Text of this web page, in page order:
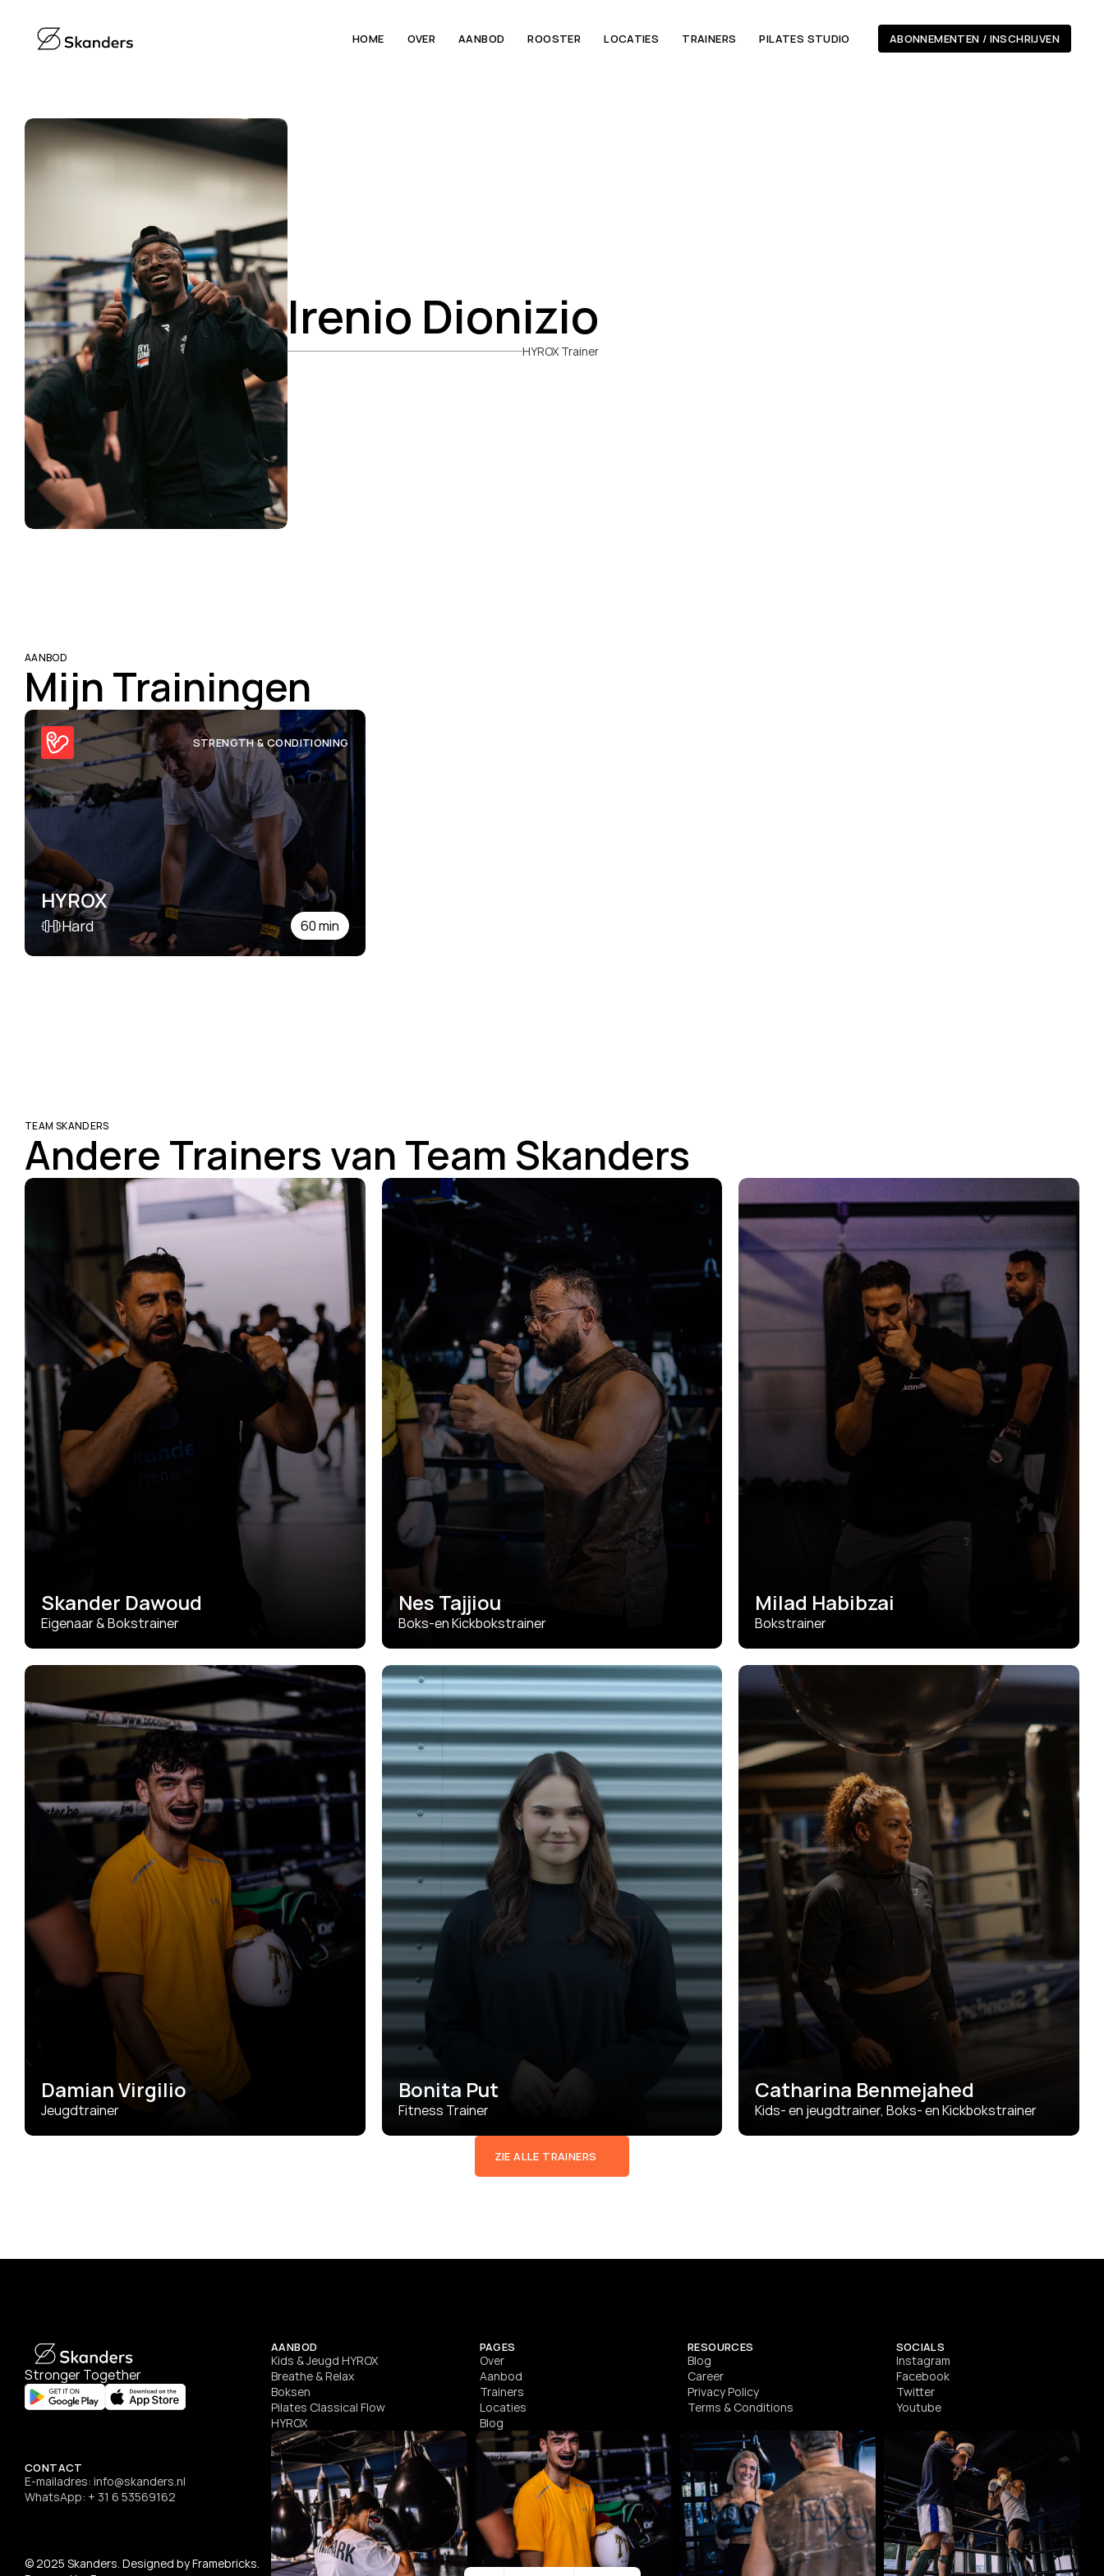
HOME OVER AANBOD ROOSTER LOCATIES TRAINERS PILATES STUDIO ABONNEMENTEN / INSCHRIJVEN
Irenio Dionizio
HYROX Trainer
AANBOD
Mijn Trainingen
STRENGTH & CONDITIONING
HYROX
Hard 60 min
TEAM SKANDERS
Andere Trainers van Team Skanders
Skander Dawoud
Eigenaar & Bokstrainer
Gedreven om te inspireren, motiveren en sterker te
maken, fysiek én mentaal.
SEE DETAILS
Nes Tajjiou
Boks-en Kickbokstrainer
Het beste uit iedere sporter naar boven halen, met
maximaal enthousiasme.
SEE DETAILS
Milad Habibzai
Bokstrainer
SEE DETAILS
Damian Virgilio
Jeugdtrainer
Bonita Put
Fitness Trainer
Catharina Benmejahed
Kids- en jeugdtrainer, Boks- en Kickbokstrainer
ZIE ALLE TRAINERS
Stronger Together
CONTACT
E-mailadres: info@skanders.nl
WhatsApp: + 31 6 53569162
© 2025 Skanders. Designed by Framebricks.
AANBOD
Kids & Jeugd HYROX
Breathe & Relax
Boksen
Pilates Classical Flow
HYROX
PAGES
Over
Aanbod
Trainers
Locaties
Blog
RESOURCES
Blog
Career
Privacy Policy
Terms & Conditions
SOCIALS
Instagram
Facebook
Twitter
Youtube